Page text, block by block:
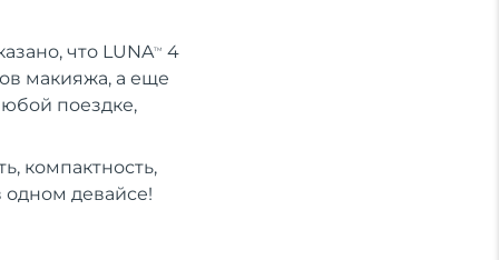
что LUNATM
4
макияжа, а еще
поездке,
компактность,
одном девайсе!